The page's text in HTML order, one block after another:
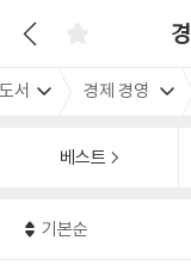
서 경제 경영
베스트
기본순